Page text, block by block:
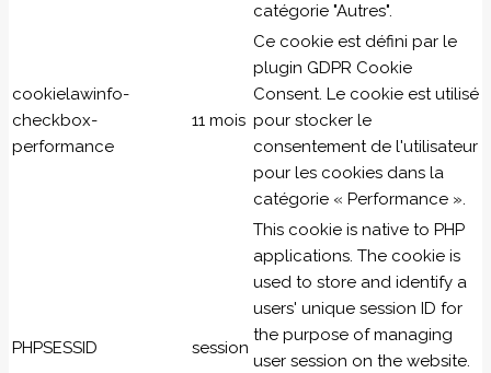
catégorie "Autres".
cookielawinfo-
checkbox-
performance
11 mois
Ce cookie est défini par le
plugin GDPR Cookie
Consent. Le cookie est utilisé
pour stocker le
consentement de l'utilisateur
pour les cookies dans la
catégorie « Performance ».
PHPSESSID session
This cookie is native to PHP
applications. The cookie is
used to store and identify a
users' unique session ID for
the purpose of managing
user session on the website.